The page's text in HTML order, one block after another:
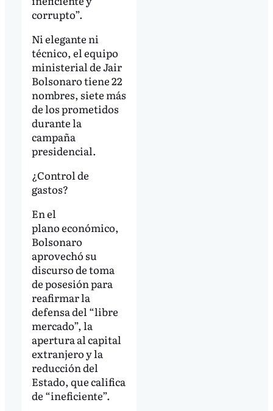
corrupto”.
Ni elegante ni
técnico, el equipo
ministerial de Jair
Bolsonaro tiene 22
nombres, siete más
de los prometidos
durante la
campaña
presidencial.
¿Control de
gastos?
En el
plano económico,
Bolsonaro
aprovechó su
discurso de toma
de posesión para
reafirmar la
defensa del “libre
mercado”, la
apertura al capital
extranjero y la
reducción del
Estado, que califica
de “ineficiente”.